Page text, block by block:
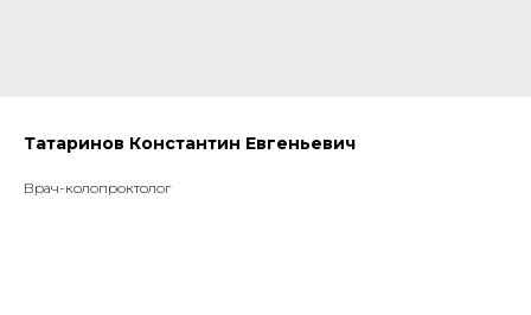
Татаринов Константин Евгеньевич
Врач-колопроктолог